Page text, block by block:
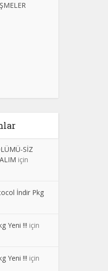
SİZ
için
İndir Pkg
Yeni !!! için
Yeni !!! için